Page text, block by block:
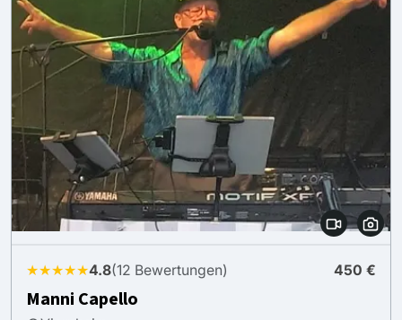
★★★★★4.8(12 Bewertungen) 450 €
Manni Capello